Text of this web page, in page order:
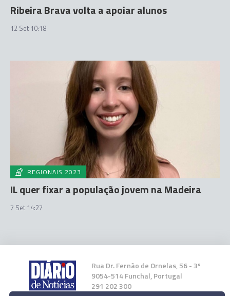
Ribeira Brava volta a apoiar alunos
12 Set 10:18
REGIONAIS 2023
IL quer fixar a população jovem na Madeira
7 Set 14:27
Rua Dr. Fernão de Ornelas, 56 - 3º
9054-514 Funchal, Portugal
291 202 300